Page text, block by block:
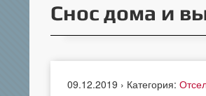
Снос дома и
09.12.2019 › Категория: